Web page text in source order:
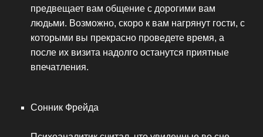
предвещает вам общение с дорогими вам
людьми. Возможно, скоро к вам нагрянут гости, с
которыми вы прекрасно проведете время, а
после их визита надолго останутся приятные
впечатления.
Сонник Фрейда